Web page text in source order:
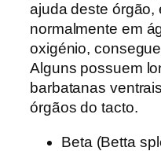
ajuda deste órgão,
normalmente em
oxigénio,
Alguns possuem
barbatanas
órgãos do tacto.
Beta (Betta